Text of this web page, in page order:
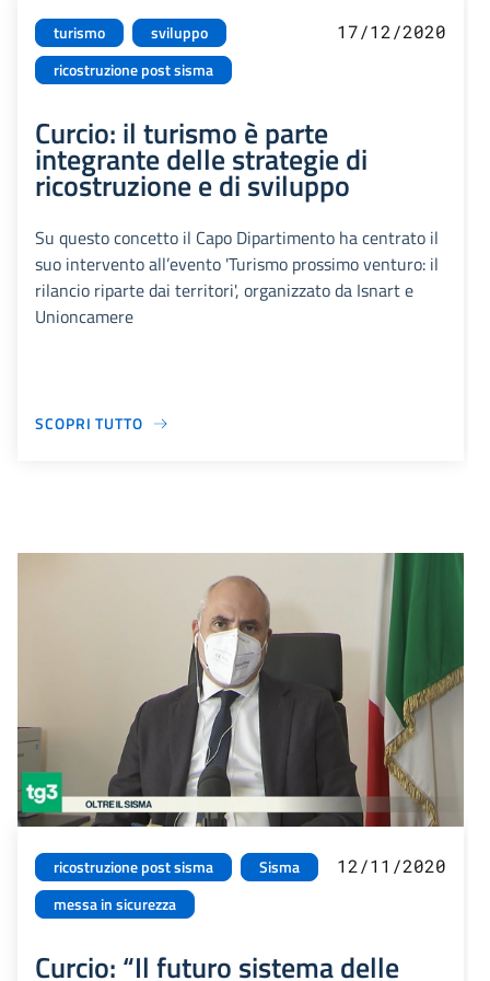
turismo
sviluppo
ricostruzione post sisma
17/12/2020
Curcio: il turismo è parte
integrante delle strategie di
ricostruzione e di sviluppo
Su questo concetto il Capo Dipartimento ha centrato il
suo intervento all’evento 'Turismo prossimo venturo: il
rilancio riparte dai territori', organizzato da Isnart e
Unioncamere
SCOPRI TUTTO
ricostruzione post sisma
Sisma
messa in sicurezza
12/11/2020
Curcio: “Il futuro sistema delle